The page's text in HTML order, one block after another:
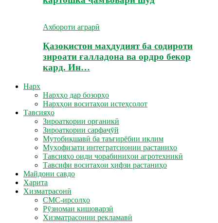
Ахбороти аграрӣ
Қазоқистон маҳдудият ба содироти
зироати ғалладона ва ордро бекор
кард. Ин…
Нарх
Нархҳо дар бозорҳо
Нархҳои воситаҳои истеҳсолот
Тавсияҳо
Зироаткории органикӣ
Зироаткории сарфаҷӯй
Мутобиқшавӣ ба таъғирёбии иқлим
Муҳофизати интегратсионии растаниҳо
Тавсияҳо оиди чорабиниҳои агротехникӣ
Тавсифи воситаҳои ҳифзи растаниҳо
Майдони савдо
Харита
Хизматрасонӣ
СМС-ирсолҳо
Рӯзномаи кишоварзӣ
Хизматрасонии рекламавӣ